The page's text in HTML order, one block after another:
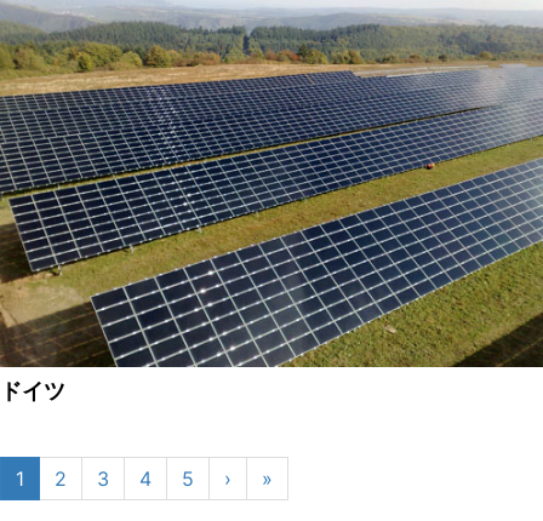
ドイツ
1 2 3 4 5 › »